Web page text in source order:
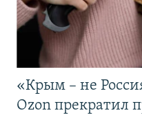
«Крым – не
Ozon прекратил